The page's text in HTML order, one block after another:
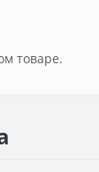
товаре.